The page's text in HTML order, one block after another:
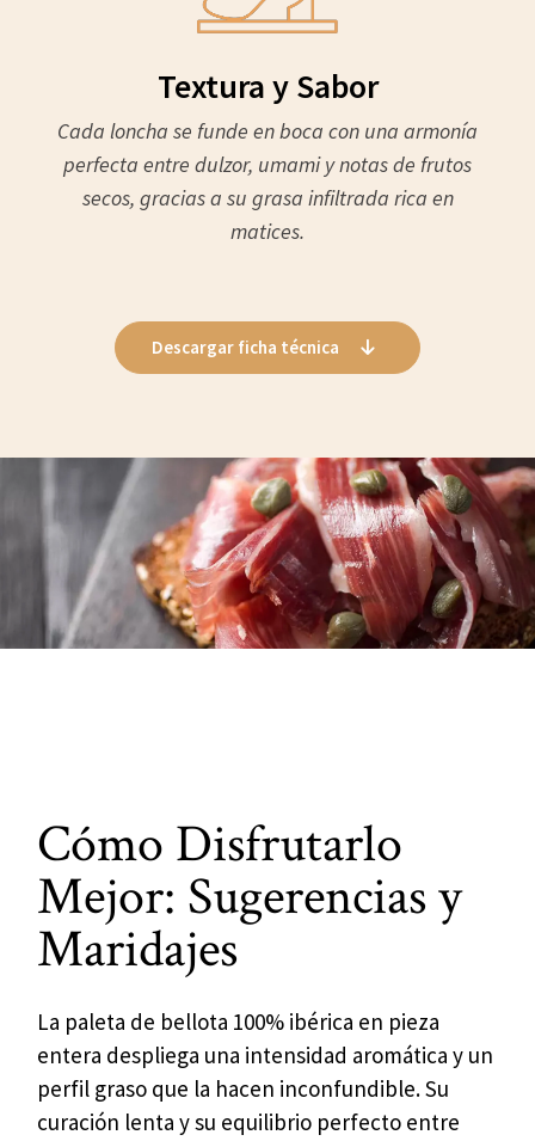
Textura y Sabor
Cada loncha se funde en boca con una armonía
perfecta entre dulzor, umami y notas de frutos
secos, gracias a su grasa infiltrada rica en
matices.
Descargar ficha técnica
Cómo Disfrutarlo
Mejor: Sugerencias y
Maridajes
La paleta de bellota 100% ibérica en pieza
entera despliega una intensidad aromática y un
perfil graso que la hacen inconfundible. Su
curación lenta y su equilibrio perfecto entre